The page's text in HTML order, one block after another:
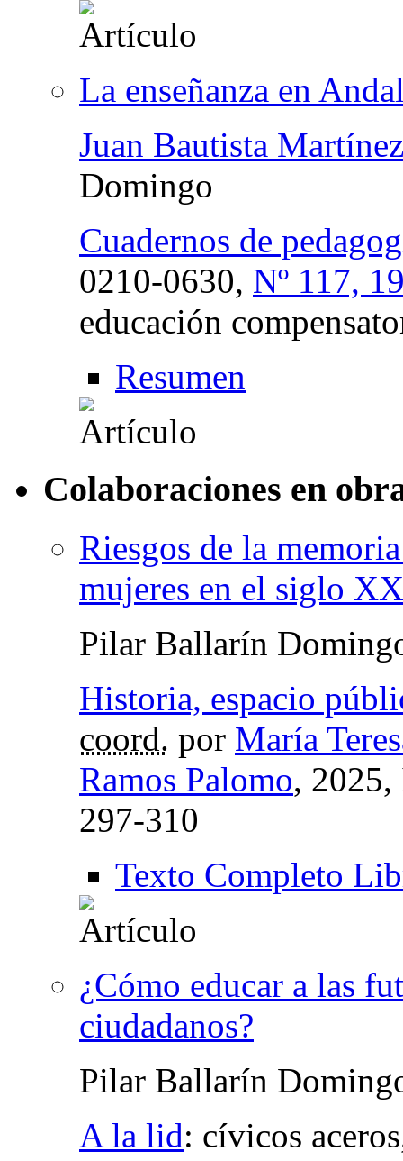
La enseñanza en
Juan Bautista
Domingo
Cuadernos de
0210-0630, Nº 117,
educación
Resumen
Colaboraciones en
Riesgos de la
mujeres en el siglo XX
Pilar Ballarín
Historia, espacio
coord. por María
Ramos Palomo, 2025,
297-310
Texto Completo
¿Cómo educar a las
ciudadanos?
Pilar Ballarín
A la lid: cívicos